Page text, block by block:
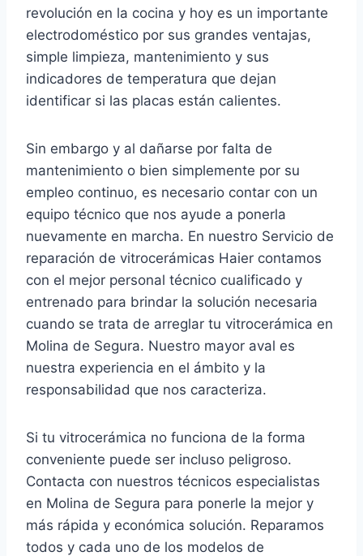
revolución en la cocina y hoy es un importante
electrodoméstico por sus grandes ventajas,
simple limpieza, mantenimiento y sus
indicadores de temperatura que dejan
identificar si las placas están calientes.
Sin embargo y al dañarse por falta de
mantenimiento o bien simplemente por su
empleo continuo, es necesario contar con un
equipo técnico que nos ayude a ponerla
nuevamente en marcha. En nuestro Servicio de
reparación de vitrocerámicas Haier contamos
con el mejor personal técnico cualificado y
entrenado para brindar la solución necesaria
cuando se trata de arreglar tu vitrocerámica en
Molina de Segura. Nuestro mayor aval es
nuestra experiencia en el ámbito y la
responsabilidad que nos caracteriza.
Si tu vitrocerámica no funciona de la forma
conveniente puede ser incluso peligroso.
Contacta con nuestros técnicos especialistas
en Molina de Segura para ponerle la mejor y
más rápida y económica solución. Reparamos
todos y cada uno de los modelos de